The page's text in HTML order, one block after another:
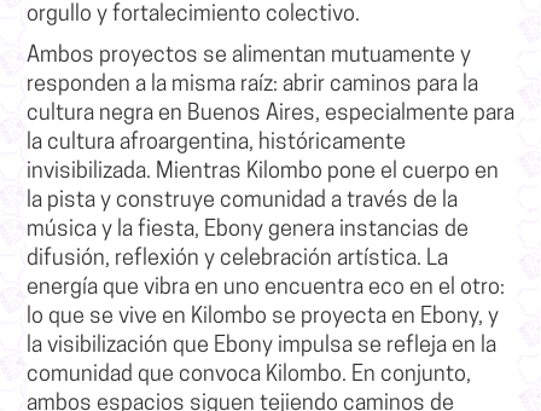
orgullo y fortalecimiento colectivo.
Ambos proyectos se alimentan mutuamente y
responden a la misma raíz: abrir caminos para la
cultura negra en Buenos Aires, especialmente para
la cultura afroargentina, históricamente
invisibilizada. Mientras Kilombo pone el cuerpo en
la pista y construye comunidad a través de la
música y la fiesta, Ebony genera instancias de
difusión, reflexión y celebración artística. La
energía que vibra en uno encuentra eco en el otro:
lo que se vive en Kilombo se proyecta en Ebony, y
la visibilización que Ebony impulsa se refleja en la
comunidad que convoca Kilombo. En conjunto,
ambos espacios siguen tejiendo caminos de